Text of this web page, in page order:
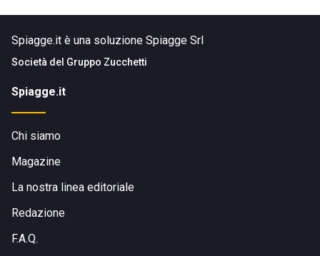
Spiagge.it è una soluzione Spiagge Srl
Società del Gruppo Zucchetti
Spiagge.it
Chi siamo
Magazine
La nostra linea editoriale
Redazione
F.A.Q.